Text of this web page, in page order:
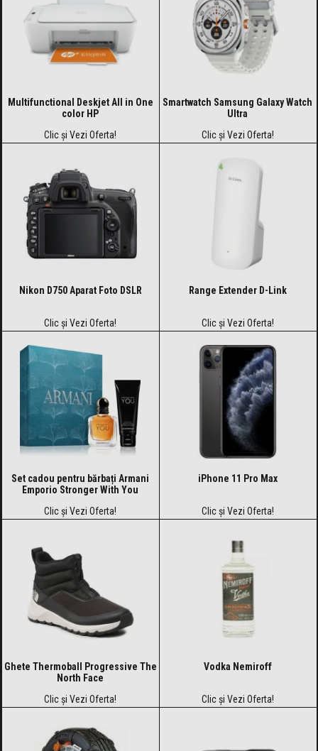
Multifunctional Deskjet All in One
color HP
Clic și Vezi Oferta!
Smartwatch Samsung Galaxy Watch
Ultra
Clic și Vezi Oferta!
Nikon D750 Aparat Foto DSLR
Clic și Vezi Oferta!
Range Extender D-Link
Clic și Vezi Oferta!
Set cadou pentru bărbați Armani
Emporio Stronger With You
Clic și Vezi Oferta!
iPhone 11 Pro Max
Clic și Vezi Oferta!
Ghete Thermoball Progressive The
North Face
Clic și Vezi Oferta!
Vodka Nemiroff
Clic și Vezi Oferta!